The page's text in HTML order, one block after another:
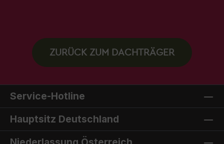
ZURÜCK ZUM DACHTRÄGER
Service-Hotline
Hauptsitz Deutschland